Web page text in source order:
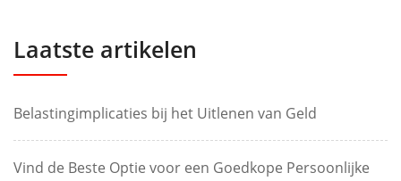
Laatste artikelen
Belastingimplicaties bij het Uitlenen van Geld
Vind de Beste Optie voor een Goedkope Persoonlijke